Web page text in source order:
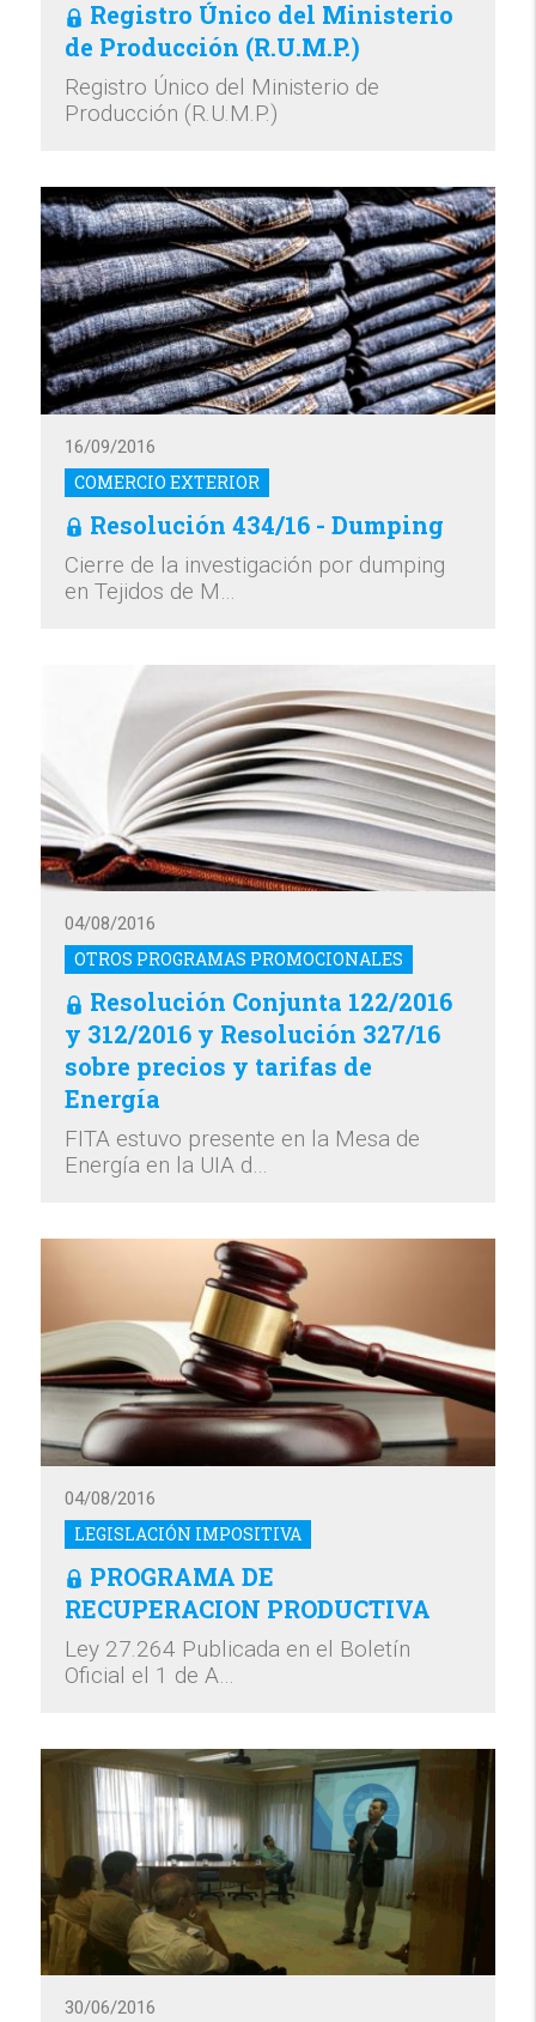
Registro Único del Ministerio
de Producción (R.U.M.P.)
Registro Único del Ministerio de
Producción (R.U.M.P.)
COMERCIO EXTERIOR
16/09/2016
Resolución 434/16 - Dumping
Cierre de la investigación por dumping
en Tejidos de M…
OTROS PROGRAMAS PROMOCIONALES
04/08/2016
Resolución Conjunta 122/2016
y 312/2016 y Resolución 327/16
sobre precios y tarifas de
Energía
FITA estuvo presente en la Mesa de
Energía en la UIA d…
LEGISLACIÓN IMPOSITIVA
04/08/2016
PROGRAMA DE
RECUPERACION PRODUCTIVA
Ley 27.264 Publicada en el Boletín
Oficial el 1 de A…
30/06/2016